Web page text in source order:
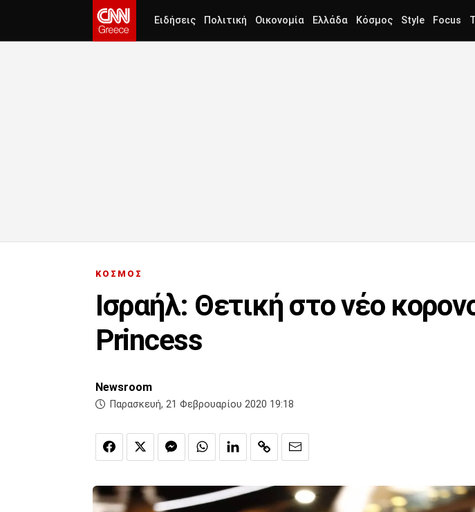
Ειδήσεις Πολιτική Οικονομία Ελλάδα Κόσμος Style Focus
ΚΟΣΜΟΣ
Ισραήλ: Θετική στο νέο
Princess
Newsroom
Παρασκευή, 21 Φεβρουαρίου 2020 19:18